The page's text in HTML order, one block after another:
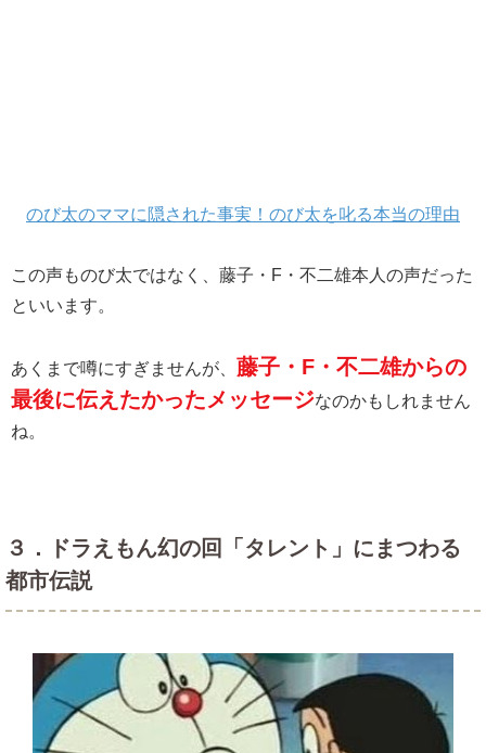
のび太のママに隠された事実！のび太を叱る本当の理由
この声ものび太ではなく、藤子・F・不二雄本人の声だった
といいます。
あくまで噂にすぎませんが、 藤子・F・不二雄からの
最後に伝えたかったメッセージなのかもしれません
ね。
３．ドラえもん幻の回「タレント」にまつわる
都市伝説